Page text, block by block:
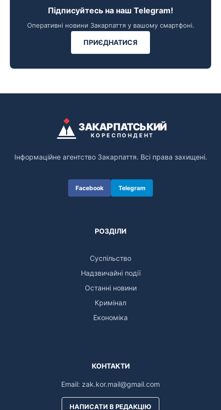
Підписуйтесь на наш Telegram!
Оперативні новини Закарпаття у вашому смартфоні.
ПРИЄДНАТИСЯ
ЗАКАРПАТСЬКИЙ
КОРЕСПОНДЕНТ
Інформаційне агентство Закарпаття. Всі права захищені.
Facebook Telegram
РОЗДІЛИ
Суспільство
Надзвичайні події
Останні новини
Кримінал
Економіка
КОНТАКТИ
Email: zak.kor.mail@gmail.com
НАПИСАТИ В РЕДАКЦІЮ